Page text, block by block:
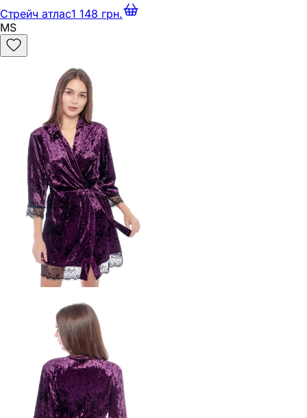
Стрейч атлас1 148 грн.
MS